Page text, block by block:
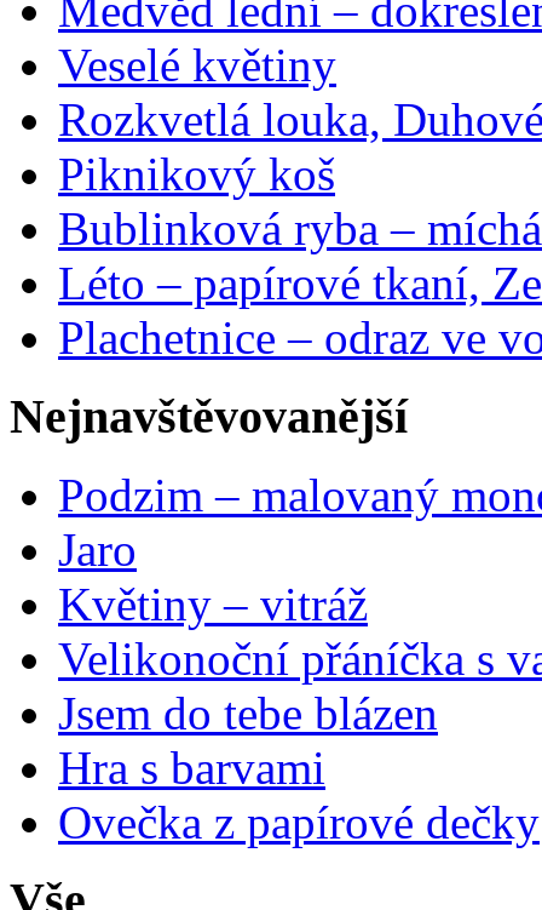
Medvěd lední –
Veselé květiny
Rozkvetlá louka,
Piknikový koš
Bublinková ryba –
Léto – papírové tkaní,
Plachetnice – odraz ve
Nejnavštěvovanější
Podzim – malovaný
Jaro
Květiny – vitráž
Velikonoční přáníčka s
Jsem do tebe blázen
Hra s barvami
Ovečka z papírové dečky